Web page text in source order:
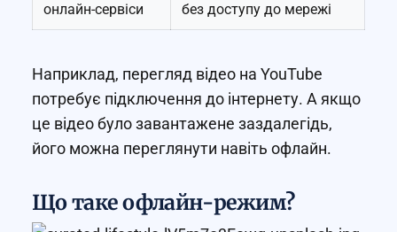
онлайн-сервіси
без доступу до мережі
Наприклад, перегляд відео на YouTube
потребує підключення до інтернету. А якщо
це відео було завантажене заздалегідь,
його можна переглянути навіть офлайн.
Що таке офлайн-режим?